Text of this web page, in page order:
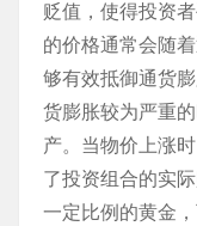
贬值，使得投资
的价格通常会随
够有效抵御通货
货膨胀较为严重
产。当物价上涨
了投资组合的实
一定比例的黄金